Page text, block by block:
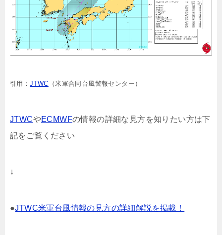
引用：JTWC （米軍合同台風警報センター）
JTWCやECMWFの情報の詳細な見方を知りたい方は下
記をご覧ください
↓
●JTWC米軍台風情報の見方の詳細解説を掲載！